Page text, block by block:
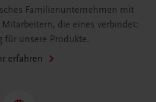
Familienunternehmen mit
die eines verbindet:
für unsere Produkte.
erfahren